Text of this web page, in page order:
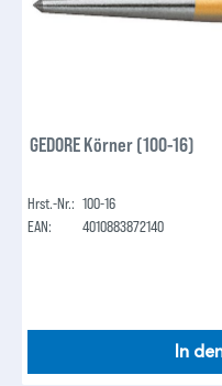
GEDORE Körner (100-16)
Hrst.-Nr.: 100-16
EAN:
4010883872140
In